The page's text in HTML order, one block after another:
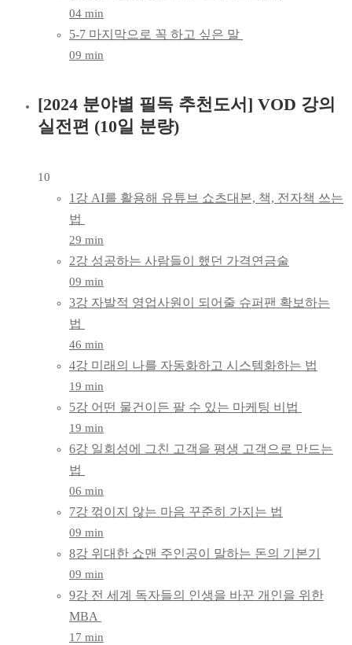
04 min
5-7 마지막으로 꼭 하고 싶은 말
09 min
[2024 분야별 필독 추천도서] VOD 강의
실전편 (10일 분량)
10
1강 AI를 활용해 유튜브 쇼츠대본, 책, 전자책 쓰는
법
29 min
2강 성공하는 사람들이 했던 가격연금술
09 min
3강 자발적 영업사원이 되어줄 슈퍼팬 확보하는
법
46 min
4강 미래의 나를 자동화하고 시스템화하는 법
19 min
5강 어떤 물건이든 팔 수 있는 마케팅 비법
19 min
6강 일회성에 그친 고객을 평생 고객으로 만드는
법
06 min
7강 꺾이지 않는 마음 꾸준히 가지는 법
09 min
8강 위대한 쇼맨 주인공이 말하는 돈의 기본기
09 min
9강 전 세계 독자들의 인생을 바꾼 개인을 위한
MBA
17 min